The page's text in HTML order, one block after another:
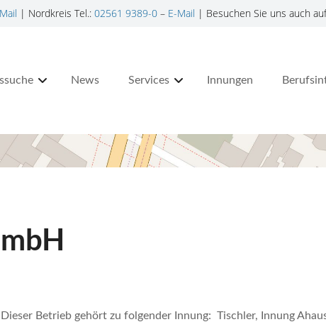
| Nordkreis Tel.: 02561 9389-0– E-Mail | Besuchen Sie uns auch
News Services Innungen
Dieser Betrieb gehört zu folgender Innung: Tischler, Innung